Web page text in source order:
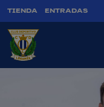
TIENDA ENTRADAS